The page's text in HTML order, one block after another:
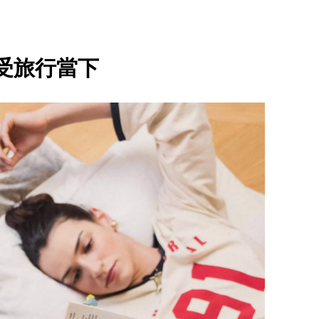
旅行當下